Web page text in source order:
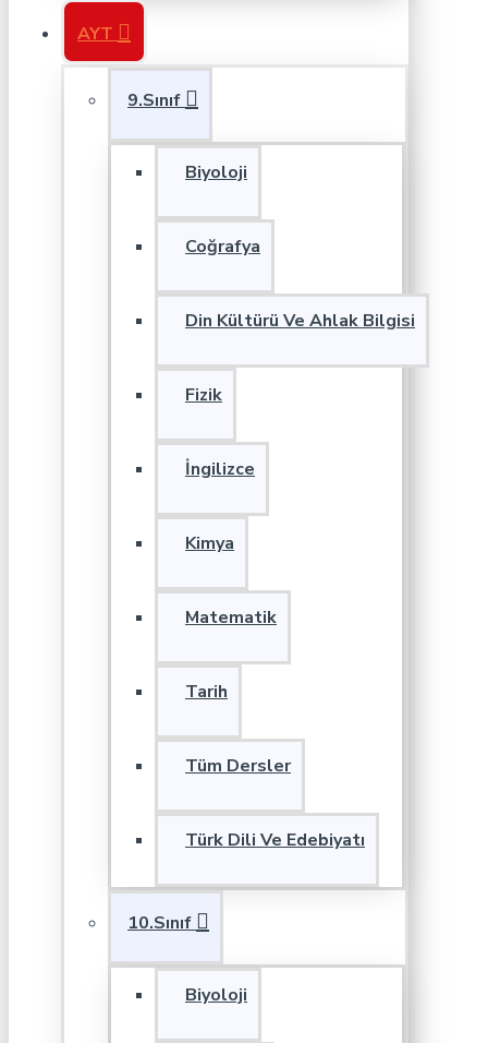
AYT
9.Sınıf
Biyoloji
Coğrafya
Din Kültürü Ve Ahlak Bilgisi
Fizik
İngilizce
Kimya
Matematik
Tarih
Tüm Dersler
Türk Dili Ve Edebiyatı
10.Sınıf
Biyoloji